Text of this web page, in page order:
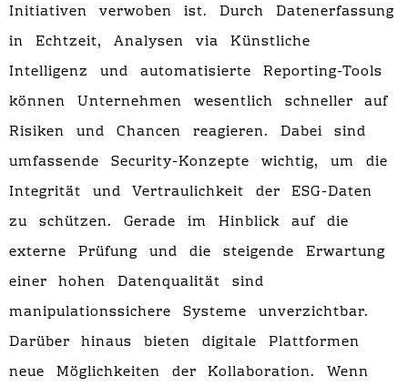
Initiativen verwoben ist. Durch Datenerfassung
in Echtzeit, Analysen via Künstliche
Intelligenz und automatisierte Reporting-Tools
können Unternehmen wesentlich schneller auf
Risiken und Chancen reagieren. Dabei sind
umfassende Security-Konzepte wichtig, um die
Integrität und Vertraulichkeit der ESG-Daten
zu schützen. Gerade im Hinblick auf die
externe Prüfung und die steigende Erwartung
einer hohen Datenqualität sind
manipulationssichere Systeme unverzichtbar.
Darüber hinaus bieten digitale Plattformen
neue Möglichkeiten der Kollaboration. Wenn